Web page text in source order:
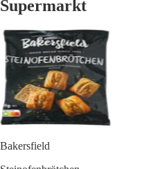
Supermarkt
Bakersfield